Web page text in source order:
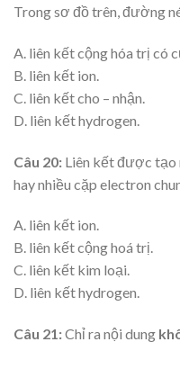
Trong sơ đồ trên, đường
A. liên kết cộng hóa trị có
B. liên kết ion.
C. liên kết cho – nhận.
D. liên kết hydrogen.
Câu 20: Liên kết được tạo
hay nhiều cặp electron
A. liên kết ion.
B. liên kết cộng hoá trị.
C. liên kết kim loại.
D. liên kết hydrogen.
Câu 21:Chỉ ra nội dung